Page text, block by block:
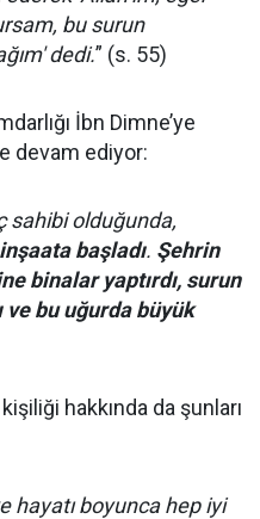
bu surun
dedi.” (s. 55)
İbn Dimne’ye
devam ediyor:
sahibi olduğunda,
inşaata başladı. Şehrin
binalar yaptırdı, surun
bu uğurda büyük
hakkında da şunları
hayatı boyunca hep iyi